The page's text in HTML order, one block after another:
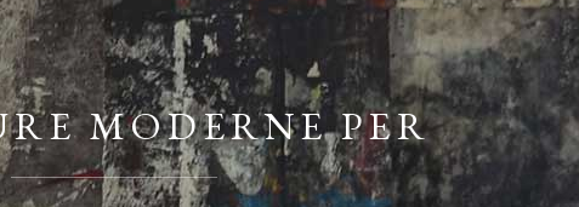
MODERNE PER